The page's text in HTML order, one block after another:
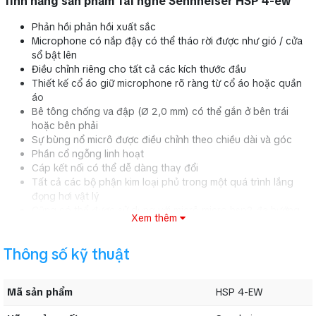
Phản hồi phản hồi xuất sắc
Microphone có nắp đậy có thể tháo rời được như gió / cửa
sổ bật lên
Điều chỉnh riêng cho tất cả các kích thước đầu
Thiết kế cổ áo giữ microphone rõ ràng từ cổ áo hoặc quần
áo
Bê tông chống va đập (Ø 2,0 mm) có thể gắn ở bên trái
hoặc bên phải
Sự bùng nổ micrô được điều chỉnh theo chiều dài và góc
Phần cổ ngỗng linh hoạt
Cáp kết nối có thể dễ dàng thay đổi
Tất cả các bộ phận kim loại phủ trong một quá trình lắng
đọng hơi vật lý
HSP 4-EW
Mã sản phẩm
HSP 4-EW
Xem thêm
Thông số kỹ thuật
Mã sản phẩm HSP 4-EW